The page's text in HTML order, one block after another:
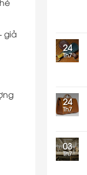
giả
24
Th7
24
Th7
03
Th7